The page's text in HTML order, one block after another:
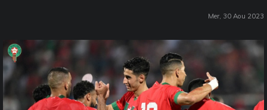
Mer, 30 Aou 2023